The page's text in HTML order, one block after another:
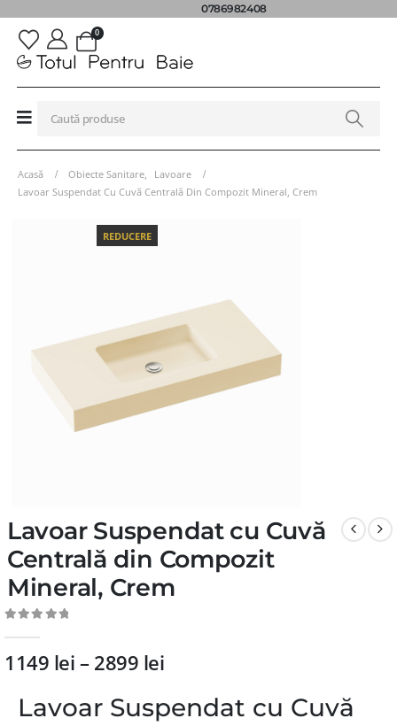
0786982408
0
Acasă Obiecte Sanitare
Lavoare
Lavoar Suspendat Cu Cuvă Centrală Din Compozit Mineral, Crem
REDUCERE
Lavoar Suspendat cu Cuvă
Centrală din Compozit
Mineral, Crem
1149 lei– 2899 lei
Lavoar Suspendat cu Cuvă